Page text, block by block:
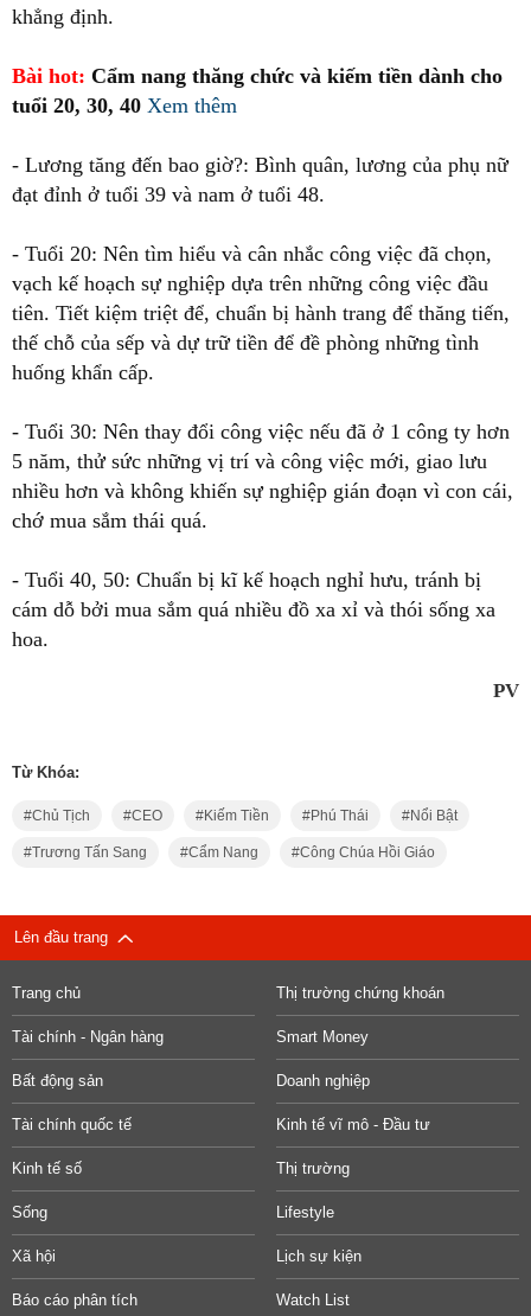
khẳng định.
Bài hot: Cẩm nang thăng chức và kiếm tiền dành cho
tuổi 20, 30, 40 Xem thêm
- Lương tăng đến bao giờ?: Bình quân, lương của phụ nữ
đạt đỉnh ở tuổi 39 và nam ở tuổi 48.
- Tuổi 20: Nên tìm hiểu và cân nhắc công việc đã chọn,
vạch kế hoạch sự nghiệp dựa trên những công việc đầu
tiên. Tiết kiệm triệt để, chuẩn bị hành trang để thăng tiến,
thế chỗ của sếp và dự trữ tiền để đề phòng những tình
huống khẩn cấp.
- Tuổi 30: Nên thay đổi công việc nếu đã ở 1 công ty hơn
5 năm, thử sức những vị trí và công việc mới, giao lưu
nhiều hơn và không khiến sự nghiệp gián đoạn vì con cái,
chớ mua sắm thái quá.
- Tuổi 40, 50: Chuẩn bị kĩ kế hoạch nghỉ hưu, tránh bị
cám dỗ bởi mua sắm quá nhiều đồ xa xỉ và thói sống xa
hoa.
PV
Từ Khóa:
Chủ Tịch CEO Kiếm Tiền Phú Thái Nổi Bật
Trương Tấn Sang Cẩm Nang Công Chúa Hồi Giáo
Lên đầu trang
Trang chủ Thị trường chứng khoán
Tài chính - Ngân hàng Smart Money
Bất động sản Doanh nghiệp
Tài chính quốc tế Kinh tế vĩ mô - Đầu tư
Kinh tế số Thị trường
Sống Lifestyle
Xã hội Lịch sự kiện
Báo cáo phân tích Watch List